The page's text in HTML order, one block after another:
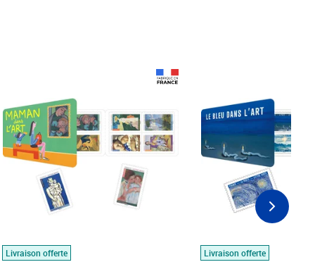
Livraison offerte
Livraison offerte